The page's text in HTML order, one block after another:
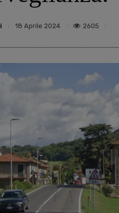
18 Aprile 2024 2605